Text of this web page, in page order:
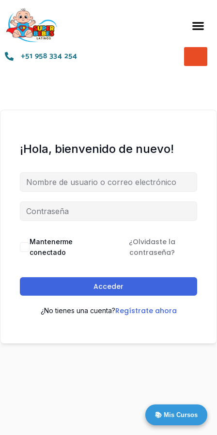
+51 958 334 254
¡Hola, bienvenido de nuevo!
Mantenerme
conectado
¿Olvidaste la
contraseña?
Acceder
¿No tienes una cuenta?Regístrate ahora
📚 Mis Cursos